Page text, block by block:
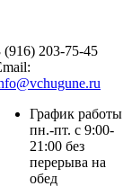
(916) 203-75-45
График работы
пн.-пт. с 9:00-
21:00 без
перерыва на
обед